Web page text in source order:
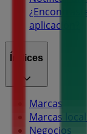
aplicación?
Índices
Marcas
Marcas
Negocios